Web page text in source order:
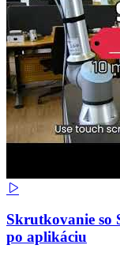
Skrutkovanie so
po aplikáciu